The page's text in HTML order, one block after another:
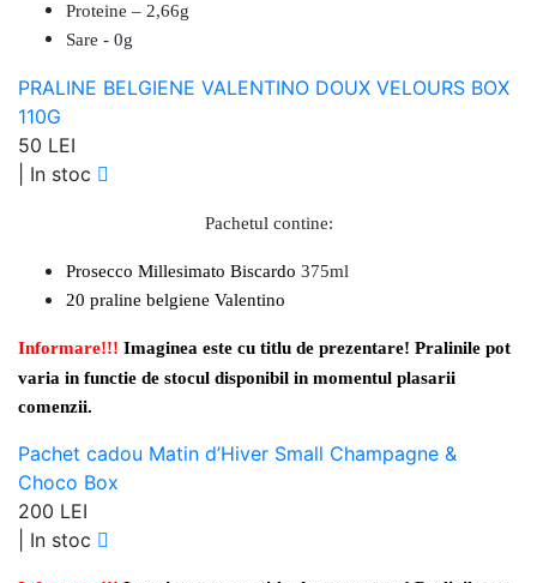
Proteine – 2,66g
Sare - 0g
PRALINE BELGIENE VALENTINO DOUX VELOURS BOX
110G
50 LEI
In stoc
Pachetul contine:
Prosecco Millesimato Biscardo 375ml
20 praline belgiene Valentino
Informare!!! Imaginea este cu titlu de prezentare! Pralinile pot
varia in functie de stocul disponibil in momentul plasarii
comenzii.
Pachet cadou Matin d’Hiver Small Champagne &
Choco Box
200 LEI
In stoc